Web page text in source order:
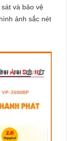
và bảo vệ